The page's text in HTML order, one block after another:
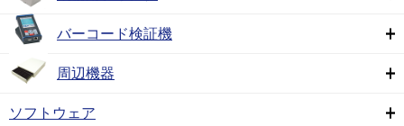
バーコード検証機
周辺機器
ソフトウェア